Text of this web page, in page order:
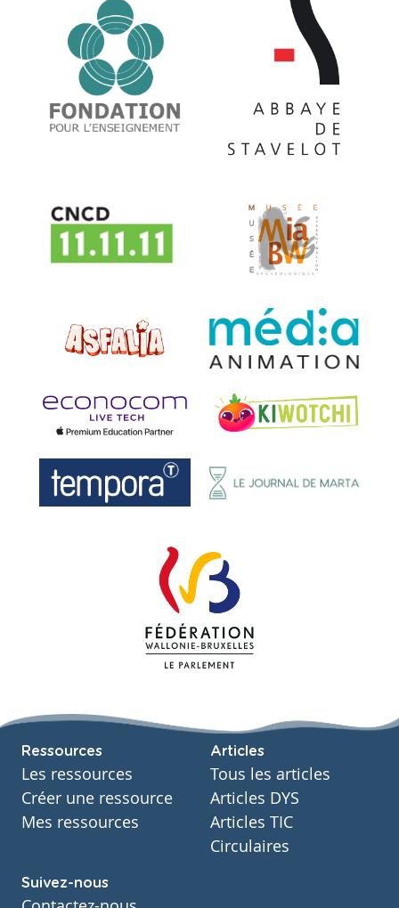
Ressources
Les ressources
Créer une ressource
Mes ressources
Articles
Tous les articles
Articles DYS
Articles TIC
Circulaires
Suivez-nous